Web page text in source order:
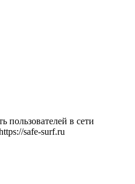
пользователей в сети
safe-surf.ru